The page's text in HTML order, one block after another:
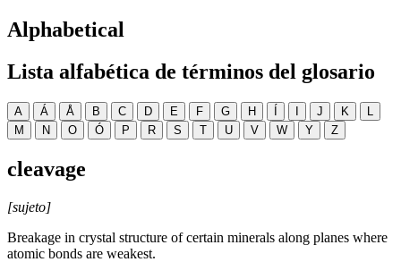
Alphabetical
Lista alfabética de términos del glosario
A Á Å B C D E F G H Í I J K
L
M
N O Ó P R S T U V W Y Z
cleavage
[sujeto]
Breakage in crystal structure of certain minerals along planes where
atomic bonds are weakest.